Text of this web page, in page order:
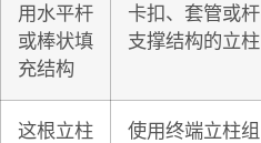
用水平杆
或棒状填
充结构
卡扣、套管或杆
支撑结构的立柱
这根立柱
使用终端立柱组